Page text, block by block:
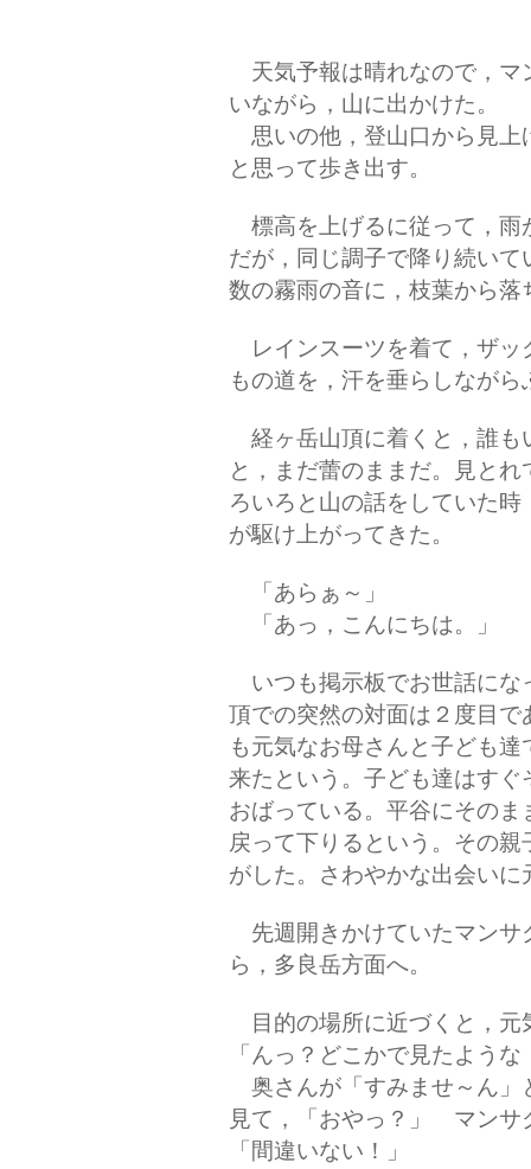
天気予報は晴れなので，マ
いながら，山に出かけた。
思いの他，登山口から見上
と思って歩き出す。
標高を上げるに従って，雨
だが，同じ調子で降り続い
数の霧雨の音に，枝葉から
レインスーツを着て，ザッ
もの道を，汗を垂らしなが
経ヶ岳山頂に着くと，誰も
と，まだ蕾のままだ。見と
ろいろと山の話をしていた
が駆け上がってきた。
「あらぁ～」
「あっ，こんにちは。」
いつも掲示板でお世話にな
頂での突然の対面は２度目
も元気なお母さんと子ども
来たという。子ども達はす
おばっている。平谷にその
戻って下りるという。その
がした。さわやかな出会い
先週開きかけていたマンサ
ら，多良岳方面へ。
目的の場所に近づくと，元
「んっ？どこかで見たよう
奥さんが「すみませ～ん」
見て，「おやっ？」 マンサ
「間違いない！」